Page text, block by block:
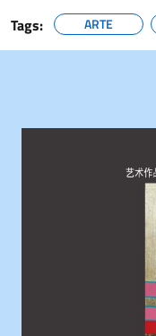
Tags: ARTE